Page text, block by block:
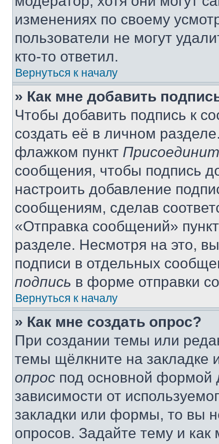
изменениях по своему
пользователи не могут
кто-то ответил.
Вернуться к началу
» Как мне добавить
Чтобы добавить подпись к
создать её в личном
флажком пункт
сообщения, чтобы подпись
настроить добавление
сообщениям, сделав
«Отправка сообщений»
разделе. Несмотря на это,
подписи в отдельных
подпись в форме отправки
Вернуться к началу
» Как мне создать опрос?
При создании темы или
темы щёлкните на
опрос под основной формой
зависимости от
закладки или формы, то вы
опросов. Задайте тему и